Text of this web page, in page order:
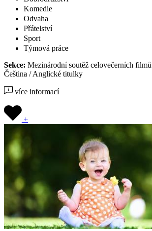
Komedie
Odvaha
Přátelství
Sport
Týmová práce
Sekce: Mezinárodní soutěž celovečerních
Čeština / Anglické titulky
více informací
+